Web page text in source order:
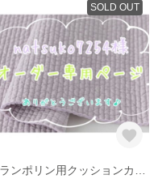
SOLD OUT